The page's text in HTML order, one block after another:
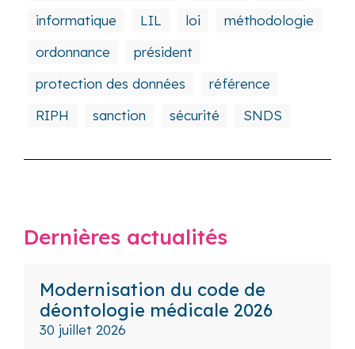
informatique LIL loi
méthodologie
ordonnance
président
protection des données
référence
RIPH
sanction sécurité SNDS
Dernières actualités
Modernisation du code de
déontologie médicale 2026
30 juillet 2026